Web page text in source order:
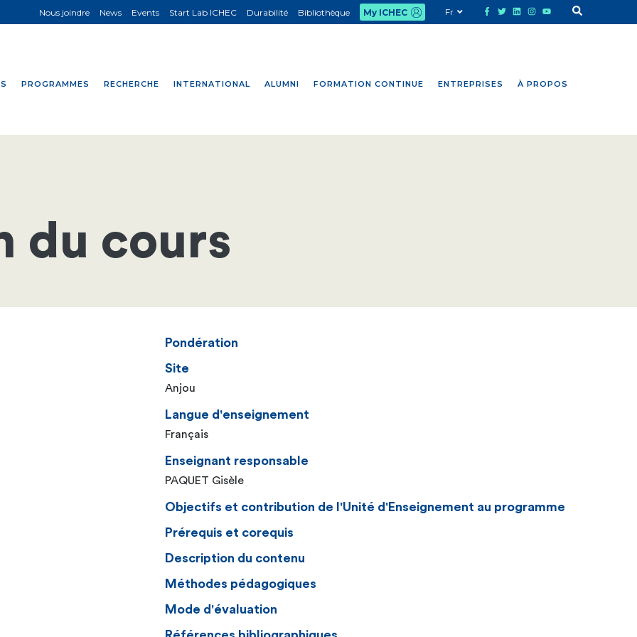
PROGRAMMES RECHERCHE INTERNATIONAL ALUMNI FORMATION CONTINUE ENTREPRISES À PROPOS
Nous joindre News Events Start Lab ICHEC Durabilité Bibliothèque My ICHEC Fr
du cours
Pondération
Site
Anjou
Langue d'enseignement
Français
Enseignant responsable
PAQUET Gisèle
Objectifs et contribution de l'Unité d'Enseignement au programme
Prérequis et corequis
Description du contenu
Méthodes pédagogiques
Mode d'évaluation